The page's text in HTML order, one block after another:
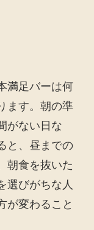
満足バーは何
ます。朝の準
がない日な
と、昼までの
朝食を抜いた
選びがちな人
が変わること